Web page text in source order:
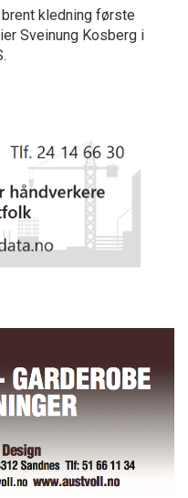
kledning første
Sveinung Kosberg i